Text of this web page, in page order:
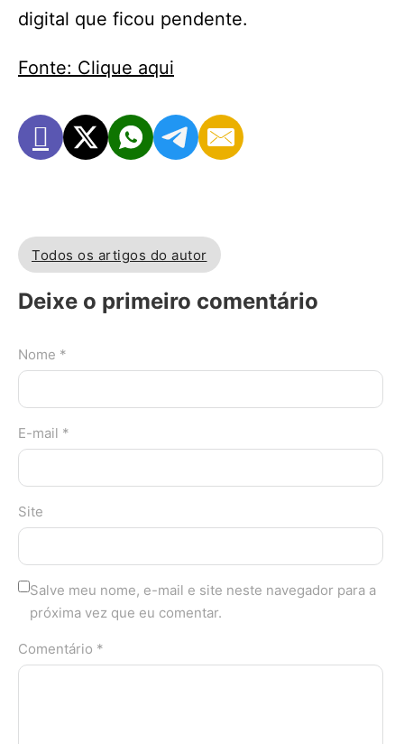
digital que ficou pendente.
Fonte: Clique aqui
Todos os artigos do autor
Deixe o primeiro comentário
Nome *
E-mail *
Site
Salve meu nome, e-mail e site neste navegador para a
próxima vez que eu comentar.
Comentário *